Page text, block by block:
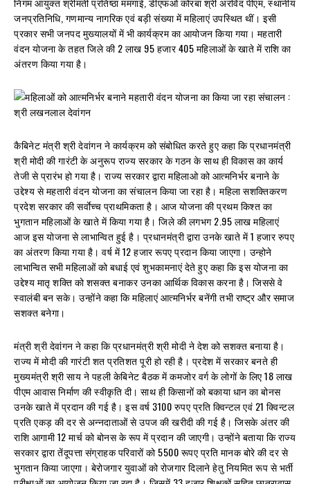
जनप्रतिनिधि, गणमान्य नागरिक एवं बड़ी संख्या में महिलाएं उपस्थित थीं। इसी
प्रकार सभी जनपद मुख्यालयों में भी कार्यक्रम का आयोजन किया गया। महतारी
वंदन योजना के तहत जिले की 2 लाख 95 हजार 405 महिलाओं के खाते में राशि का
अंतरण किया गया है।
कैबिनेट मंत्री श्री देवांगन ने कार्यक्रम को संबोधित करते हुए कहा कि प्रधानमंत्री
श्री मोदी की गारंटी के अनुरूप राज्य सरकार के गठन के साथ ही विकास का कार्य
तेजी से प्रारंभ हो गया है। राज्य सरकार द्वारा महिलाओ को आत्मनिर्भर बनाने के
उद्देश्य से महतारी वंदन योजना का संचालन किया जा रहा है। महिला सशक्तिकरण
प्रदेश सरकार की सर्वाेच्च प्राथमिकता है। आज योजना की प्रथम किश्त का
भुगतान महिलाओं के खाते में किया गया है। जिले की लगभग 2.95 लाख महिलाएं
आज इस योजना से लाभान्वित हुई है। प्रधानमंत्री द्वारा उनके खाते में 1 हजार रुपए
का अंतरण किया गया है। वर्ष में 12 हजार रूपए प्रदान किया जाएगा। उन्होने
लाभान्वित सभी महिलाओं को बधाई एवं शुभकामनाएं देते हुए कहा कि इस योजना का
उद्देश्य मातृ शक्ति को शसक्त बनाकर उनका आर्थिक विकास करना है। जिससे वे
स्वालंबी बन सके। उन्होंने कहा कि महिलाएं आत्मनिर्भर बनेंगी तभी राष्ट्र और समाज
सशक्त बनेगा।
मंत्री श्री देवांगन ने कहा कि प्रधानमंत्री श्री मोदी ने देश को सशक्त बनाया है।
राज्य में मोदी की गारंटी शत प्रतिशत पूरी हो रही है। प्रदेश में सरकार बनते ही
मुख्यमंत्री श्री साय ने पहली केबिनेट बैठक में कमजोर वर्ग के लोगों के लिए 18 लाख
पीएम आवास निर्माण की स्वीकृति दी। साथ ही किसानों को बकाया धान का बोनस
उनके खाते में प्रदान की गई है। इस वर्ष 3100 रुपए प्रति क्विन्टल एवं 21 क्विन्टल
प्रति एकड़ की दर से अन्नदाताओं से उपज की खरीदी की गई है। जिसके अंतर की
राशि आगामी 12 मार्च को बोनस के रूप में प्रदान की जाएगी। उन्होंने बताया कि राज्य
सरकार द्वारा तेंदूपत्ता संग्राहक परिवारों को 5500 रूपए प्रति मानक बोरे की दर से
भुगतान किया जाएगा। बेरोजगार युवाओं को रोजगार दिलाने हेतु नियमित रूप से भर्ती